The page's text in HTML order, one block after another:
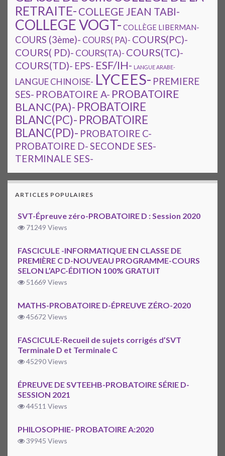
RETRAITE- COLLEGE JEAN TABI-
COLLEGE VOGT- COLLÈGE LIBERMAN-
COURS (3ème)- COURS( PA)- COURS(PC)-
COURS( PD)- COURS(TA)- COURS(TC)-
COURS(TD)- EPS- ESF/IH- LANGUE ARABE-
LANGUE CHINOISE- LYCEES- PREMIERE
SES- PROBATOIRE A- PROBATOIRE
BLANC(PA)- PROBATOIRE
BLANC(PC)- PROBATOIRE
BLANC(PD)- PROBATOIRE C-
PROBATOIRE D-SECONDE SES-
TERMINALE SES-
ARTICLES POPULAIRES
SVT-Épreuve zéro-PROBATOIRE D : Session 2020
71249 Views
FASCICULE -INFORMATIQUE EN CLASSE DE
PREMIÈRE C D-NOUVEAU PROGRAMME-COURS
SELON L’APC-ÉDITION 100% GRATUIT
51669 Views
MATHS-PROBATOIRE D-ÉPREUVE ZÉRO-2020
45672 Views
FASCICULE-Recueil de sujets corrigés d’SVT
Terminale D et Terminale C
45290 Views
ÉPREUVE DE SVTEEHB-PROBATOIRE SÉRIE D-
SESSION 2021
44511 Views
PHILOSOPHIE- PROBATOIRE A:2020
39945 Views